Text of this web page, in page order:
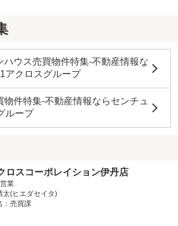
ハウス売買物件特集-不動産情報な
アクロスグループ
物件特集-不動産情報ならセンチュ
ループ
ロスコーポレイション伊丹店
業
太(ヒエダセイタ)
：売買課